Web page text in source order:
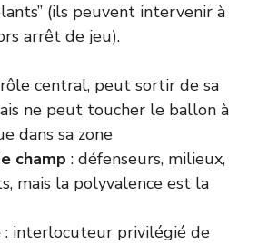
(ils peuvent intervenir à
arrêt de jeu).
central, peut sortir de sa
ne peut toucher le ballon à
dans sa zone
champ : défenseurs, milieux,
mais la polyvalence est la
: interlocuteur privilégié de